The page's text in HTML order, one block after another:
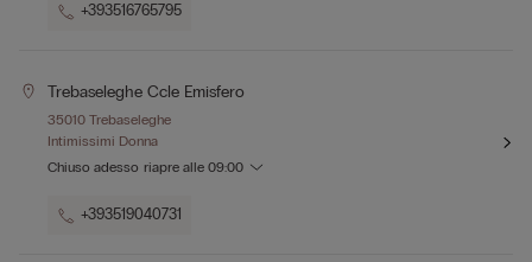
+393516765795
Trebaseleghe Ccle Emisfero
35010 Trebaseleghe
Intimissimi Donna
Chiuso adesso riapre alle 09:00
+393519040731